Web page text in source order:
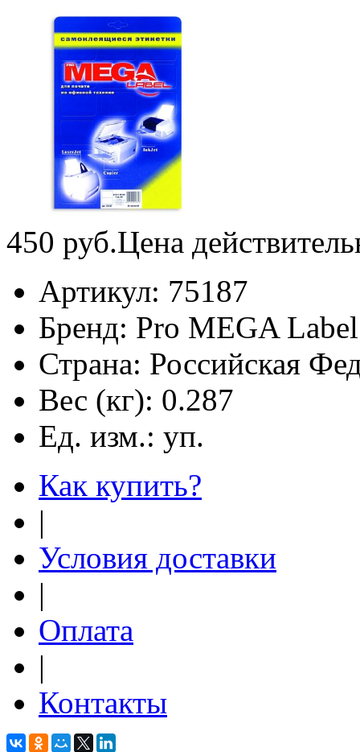
450 руб.Цена
Артикул: 75187
Бренд: Pro MEGA Label
Страна: Российская
Вес (кг): 0.287
Ед. изм.: уп.
Как купить?
|
Условия доставки
|
Оплата
|
Контакты